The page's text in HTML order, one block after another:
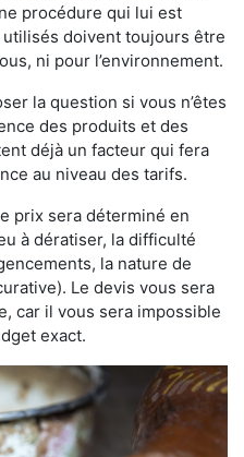
procédure qui lui est
doivent toujours être
ni pour l’environnement.
la question si vous n’êtes
des produits et des
déjà un facteur qui fera
au niveau des tarifs.
prix sera déterminé en
à dératiser, la difficulté
la nature de
Le devis vous sera
car il vous sera impossible
exact.